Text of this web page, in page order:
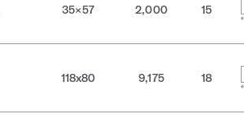
35×57 2,000 15
118x80 9,175 18